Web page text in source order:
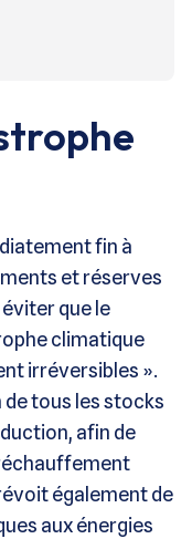
fin à
et réserves
que le
climatique
irréversibles ».
de tous les stocks
afin de
réchauffement
également de
aux énergies